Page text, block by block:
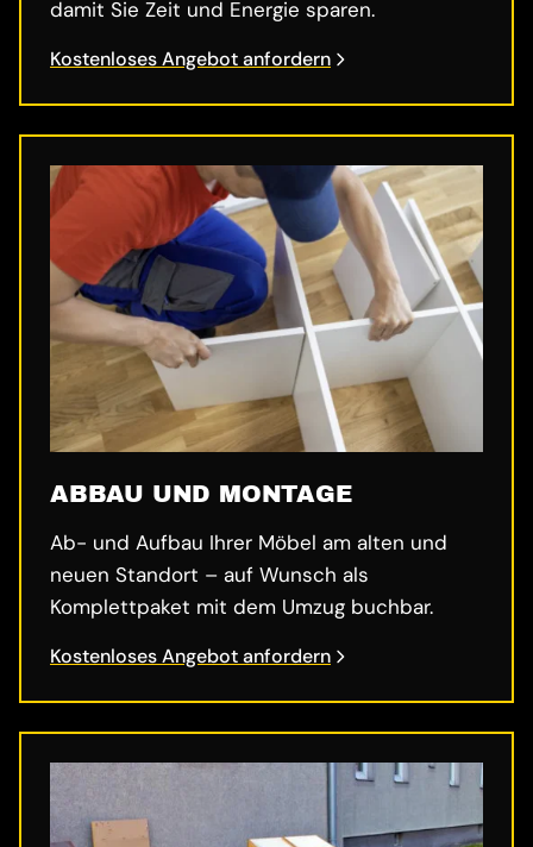
damit Sie Zeit und Energie sparen.
Kostenloses Angebot anfordern
ABBAU UND MONTAGE
Ab- und Aufbau Ihrer Möbel am alten und
neuen Standort – auf Wunsch als
Komplettpaket mit dem Umzug buchbar.
Kostenloses Angebot anfordern